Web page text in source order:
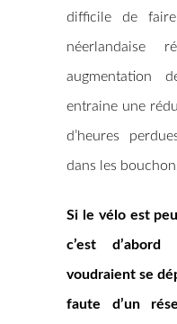
difficile de
néerlandaise
augmentation
entraine une
d’heures
dans les
Si le vélo est
c’est
voudraient se
faute d’un